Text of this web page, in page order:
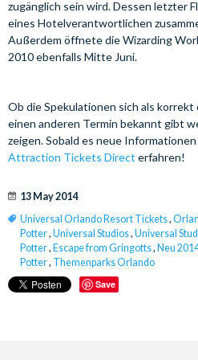
zugänglich sein wird. Dessen letzter
eines Hotelverantwortlichen
Außerdem öffnete die Wizarding
2010 ebenfalls Mitte Juni.
Ob die Spekulationen sich als
einen anderen Termin bekannt gibt
zeigen. Sobald es neue
Attraction Tickets Direct erfahren!
13 May 2014
Universal Orlando Resort Tickets,
Potter, Universal Studios, Universal
Potter, Escape from Gringotts, Neu
Potter, Themenparks Orlando
Save